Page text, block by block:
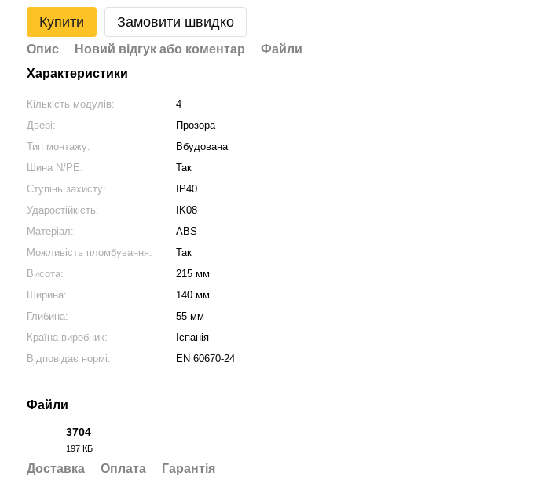
Купити Замовити швидко
Опис Новий відгук або коментар
Файли
Характеристики
Кількість модулів:
4
Двері:
Прозора
Тип монтажу:
Вбудована
Шина N/PE:
Так
Ступінь захисту:
IP40
Ударостійкість:
IK08
Матеріал:
ABS
Можливість пломбування:
Так
Висота:
215 мм
Ширина:
140 мм
Глибина:
55 мм
Країна виробник:
Іспанія
Відповідає нормі:
EN 60670-24
Файли
3704
197 КБ
Доставка Оплата Гарантія